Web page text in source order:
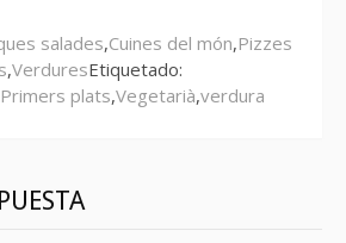
salades,Cuines del món,Pizzes
,VerduresEtiquetado:
Primers plats,Vegetarià,verdura